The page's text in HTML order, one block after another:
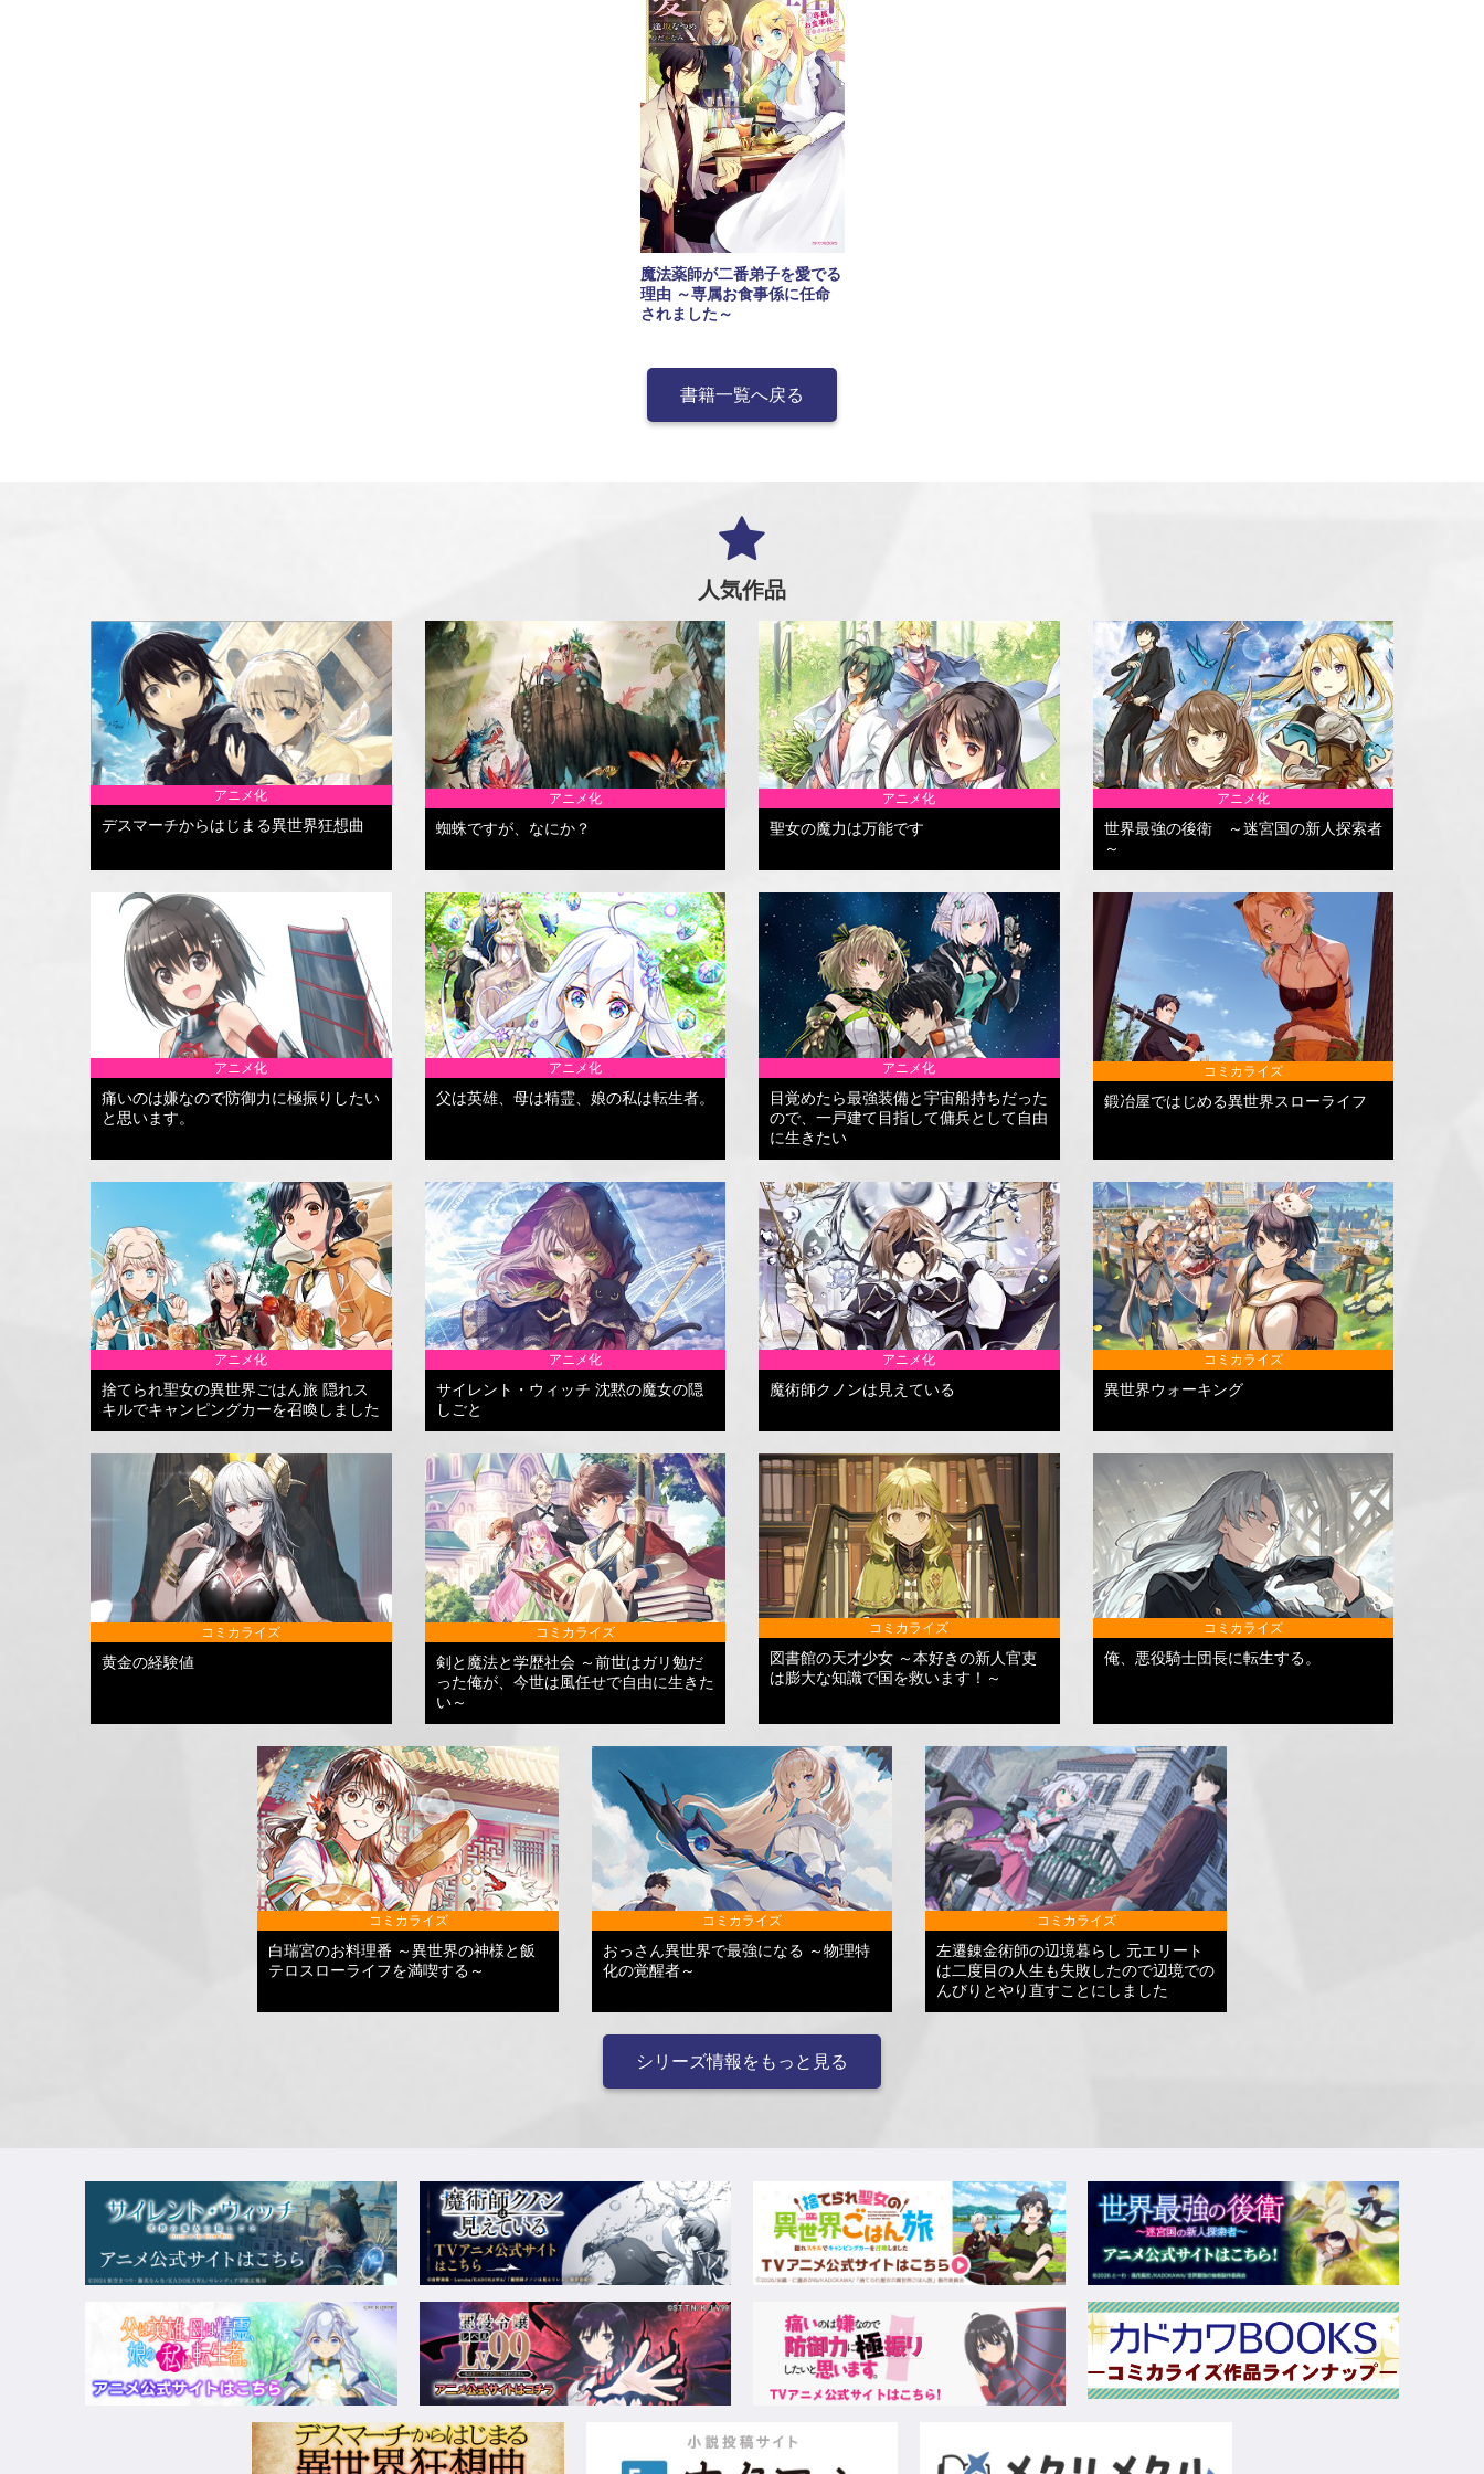
魔法薬師が二番弟子を愛でる
理由 ～専属お食事係に任命
されました～
書籍一覧へ戻る
人気作品
アニメ化
デスマーチからはじまる異世界狂想曲
アニメ化
蜘蛛ですが、なにか？
アニメ化
聖女の魔力は万能です
アニメ化
世界最強の後衛 ～迷宮国の新人探索者
～
アニメ化
痛いのは嫌なので防御力に極振りしたい
と思います。
アニメ化
父は英雄、母は精霊、娘の私は転生者。
アニメ化
目覚めたら最強装備と宇宙船持ちだった
ので、一戸建て目指して傭兵として自由
に生きたい
コミカライズ
鍛冶屋ではじめる異世界スローライフ
アニメ化
捨てられ聖女の異世界ごはん旅 隠れス
キルでキャンピングカーを召喚しました
アニメ化
サイレント・ウィッチ 沈黙の魔女の隠
しごと
アニメ化
魔術師クノンは見えている
コミカライズ
異世界ウォーキング
コミカライズ
黄金の経験値
コミカライズ
剣と魔法と学歴社会 ～前世はガリ勉だ
った俺が、今世は風任せで自由に生きた
い～
コミカライズ
図書館の天才少女 ～本好きの新人官吏
は膨大な知識で国を救います！～
コミカライズ
俺、悪役騎士団長に転生する。
コミカライズ
白瑞宮のお料理番 ～異世界の神様と飯
テロスローライフを満喫する～
コミカライズ
おっさん異世界で最強になる ～物理特
化の覚醒者～
コミカライズ
左遷錬金術師の辺境暮らし 元エリート
は二度目の人生も失敗したので辺境での
んびりとやり直すことにしました
シリーズ情報をもっと見る